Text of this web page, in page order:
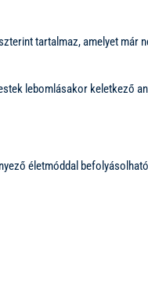
tartalmaz, amelyet már
lebomlásakor keletkező
életmóddal